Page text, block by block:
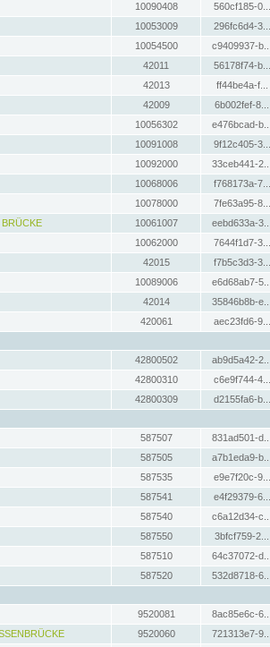
10090408 560cf185-0...
10053009 296fc6d4-3...
10054500 c9409937-b...
42011 56178f74-b...
42013 ff44be4a-f...
42009 6b002fef-8...
10056302 e476bcad-b...
10091008 9f12c405-3...
10092000 33ceb441-2...
10068006 f768173a-7...
10078000 7fe63a95-8...
10061007 eebd633a-3...
10062000 7644f1d7-3...
42015 f7b5c3d3-3...
10089006 e6d68ab7-5...
42014 35846b8b-e...
420061 aec23fd6-9...
42800502 ab9d5a42-2...
42800310 c6e9f744-4...
42800309 d2155fa6-b...
587507 831ad501-d...
587505 a7b1eda9-b...
587535 e9e7f20c-9...
587541 e4f29379-6...
587540 c6a12d34-c...
587550 3bfcf759-2...
587510 64c37072-d...
587520 532d8718-6...
9520081 8ac85e6c-6...
9520060 721313e7-9...